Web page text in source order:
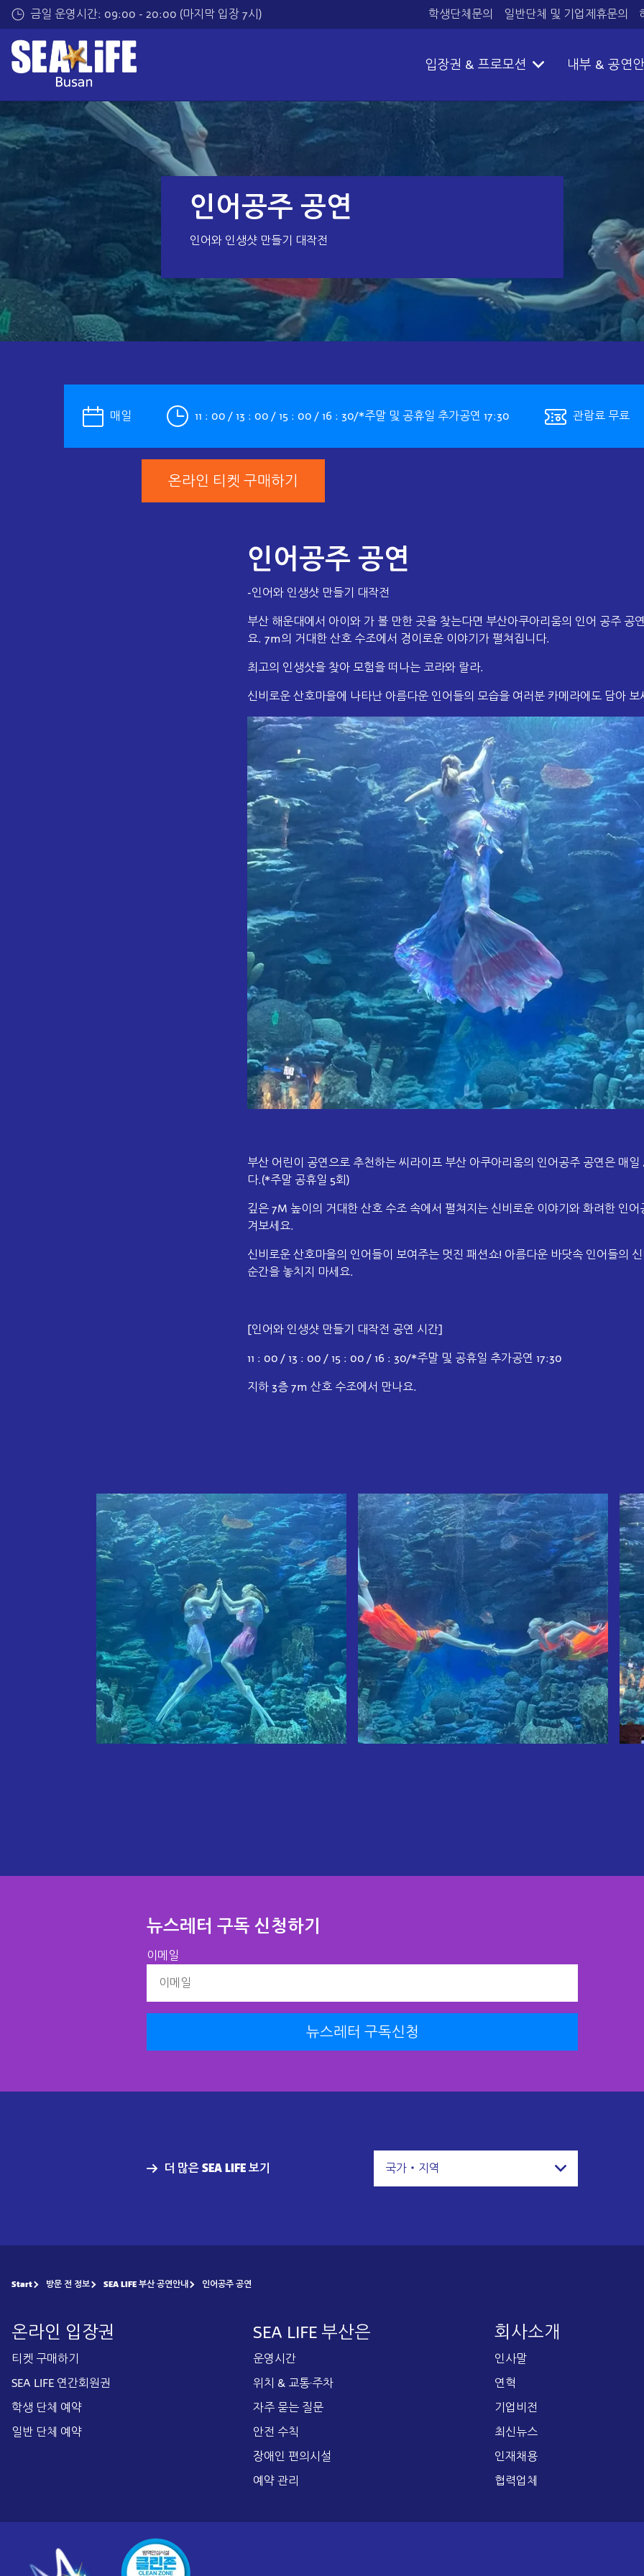
인
너
띄
기
금일 운영시간: 09:00 - 20:00 (마지막 입장 7시) 학생단체문의 일반단체 및 기업제휴문의
입장권 & 프로모션 내부 & 공연
인어공주 공연
인어와 인생샷 만들기 대작전
매일 11 : 00 / 13 : 00 / 15 : 00 / 16 : 30/*주말 및 공휴일 추가공연 17:30 관람료 무료
온라인 티켓 구매하기
인어공주 공연
-인어와 인생샷 만들기 대작전
부산 해운대에서 아이와 가 볼 만한 곳을 찾는다면 부산아쿠아리움의 인어 공주 공
요. 7m의 거대한 산호 수조에서 경이로운 이야기가 펼쳐집니다.
최고의 인생샷을 찾아 모험을 떠나는 코라와 랄라.
신비로운 산호마을에 나타난 아름다운 인어들의 모습을 여러분 카메라에도 담아 보
부산 어린이 공연으로 추천하는 씨라이프 부산 아쿠아리움의 인어공주 공연은 매일
다.(*주말 공휴일 5회)
깊은 7M 높이의 거대한 산호 수조 속에서 펼쳐지는 신비로운 이야기와 화려한 인어
겨보세요.
신비로운 산호마을의 인어들이 보여주는 멋진 패션쇼! 아름다운 바닷속 인어들의
순간을 놓치지 마세요.
[인어와 인생샷 만들기 대작전 공연 시간]
11 : 00 / 13 : 00 / 15 : 00 / 16 : 30/*주말 및 공휴일 추가공연 17:30
지하 3층 7m 산호 수조에서 만나요.
뉴스레터 구독 신청하기​
이메일
뉴스레터 구독신청
더 많은 SEA LIFE 보기 국가・지역
Start 방문 전 정보 SEA LIFE 부산 공연안내 인어공주 공연
온라인 입장권
티켓 구매하기
SEA LIFE 연간회원권
학생 단체 예약
일반 단체 예약
SEA LIFE 부산은
운영시간
위치 & 교통·주차
자주 묻는 질문
안전 수칙
장애인 편의시설
예약 관리
회사소개
인사말
연혁
기업비전
최신뉴스
인재채용
협력업체